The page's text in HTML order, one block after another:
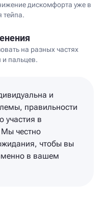
дискомфорта уже в
тейпа.
на разных частях
пальцев.
и
правильности
участия в
честно
чтобы вы
в вашем